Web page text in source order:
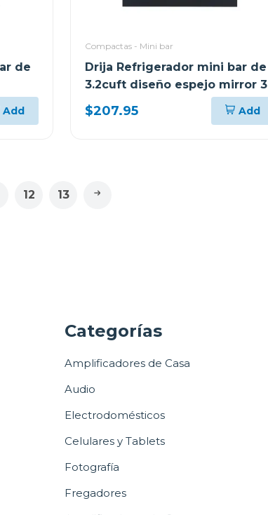
de
Add
Compactas - Mini bar
Drija Refrigerador mini bar de
3.2cuft diseño espejo mirror 3
$207.95 Add
12 13
Categorías
Amplificadores de Casa
Audio
Electrodomésticos
Celulares y Tablets
Fotografía
Fregadores